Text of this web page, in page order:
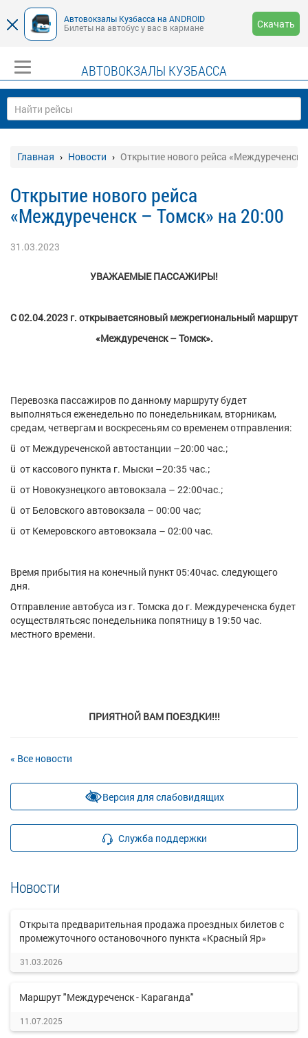
Автовокзалы Кузбасса на ANDROID
Билеты на автобус у вас в кармане
Скачать
АВТОВОКЗАЛЫ КУЗБАССА
Главная Новости Открытие нового рейса «Междуреченск
Открытие нового рейса
«Междуреченск – Томск» на 20:00
31.03.2023
УВАЖАЕМЫЕ ПАССАЖИРЫ!
С02.04.2023 г. открываетсяновый межрегиональный маршрут
«Междуреченск – Томск».
Перевозка пассажиров по данному маршруту будет
выполняться еженедельно по понедельникам, вторникам,
средам, четвергам и воскресеньям со временем отправления:
ü от Междуреченской автостанции –20:00 час.;
ü от кассового пункта г. Мыски –20:35 час.;
ü от Новокузнецкого автовокзала – 22:00час.;
ü от Беловского автовокзала – 00:00 час;
ü от Кемеровского автовокзала – 02:00 час.
Время прибытия на конечный пункт 05:40час. следующего
дня.
Отправление автобуса из г. Томска до г. Междуреченска будет
осуществлятьсяс понедельника попятницу в 19:50 час.
местного времени.
ПРИЯТНОЙ ВАМ ПОЕЗДКИ!!!
« Все новости
Версия для слабовидящих
Служба поддержки
Новости
Открыта предварительная продажа проездных билетов с
промежуточного остановочного пункта «Красный Яр»
31.03.2026
Маршрут "Междуреченск - Караганда"
11.07.2025